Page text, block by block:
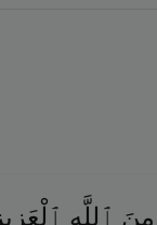
مِنَ ٱللَّهِ ٱلْعَزِيزِ